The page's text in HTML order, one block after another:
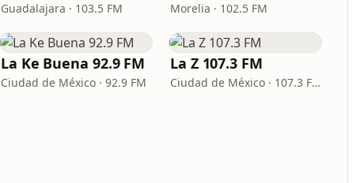
Guadalajara · 103.5 FM Morelia · 102.5 FM
La Ke Buena 92.9 FM
Ciudad de México · 92.9 FM
La Z 107.3 FM
Ciudad de México · 107.3 FM